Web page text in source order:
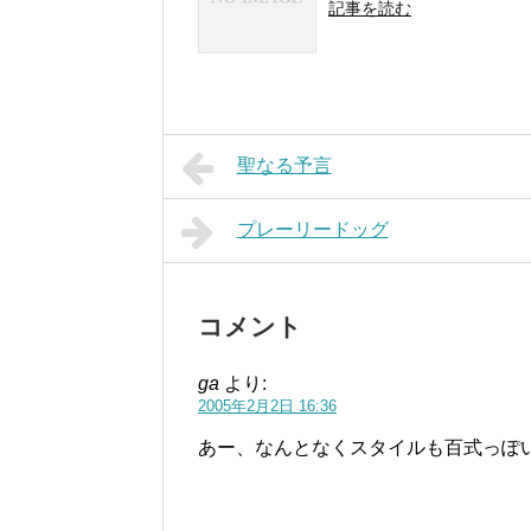
記事を読む
聖なる予言
プレーリードッグ
コメント
ga より:
2005年2月2日 16:36
あー、なんとなくスタイルも百式っぽ